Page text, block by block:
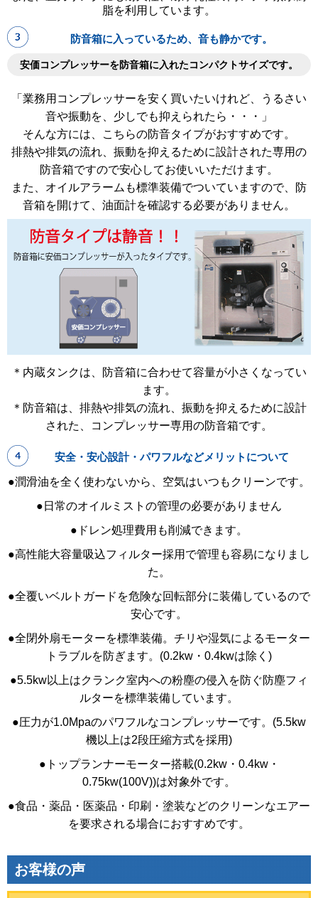
脂を利用しています。
防音箱に入っているため、音も静かです。
安価コンプレッサーを防音箱に入れたコンパクトサイズです。
「業務用コンプレッサーを安く買いたいけれど、うるさい
音や振動を、少しでも抑えられたら・・・」
そんな方には、こちらの防音タイプがおすすめです。
排熱や排気の流れ、振動を抑えるために設計された専用の
防音箱ですので安心してお使いいただけます。
また、オイルアラームも標準装備でついていますので、防
音箱を開けて、油面計を確認する必要がありません。
＊内蔵タンクは、防音箱に合わせて容量が小さくなってい
ます。
＊防音箱は、排熱や排気の流れ、振動を抑えるために設計
された、コンプレッサー専用の防音箱です。
安全・安心設計・パワフルなどメリットについて
●潤滑油を全く使わないから、空気はいつもクリーンです。
●日常のオイルミストの管理の必要がありません
●ドレン処理費用も削減できます。
●高性能大容量吸込フィルター採用で管理も容易になりまし
た。
●全覆いベルトガードを危険な回転部分に装備しているので
安心です。
●全閉外扇モーターを標準装備。チリや湿気によるモーター
トラブルを防ぎます。(0.2kw・0.4kwは除く)
●5.5kw以上はクランク室内への粉塵の侵入を防ぐ防塵フィ
ルターを標準装備しています。
●圧力が1.0Mpaのパワフルなコンプレッサーです。(5.5kw
機以上は2段圧縮方式を採用)
●トップランナーモーター搭載(0.2kw・0.4kw・
0.75kw(100V))は対象外です。
●食品・薬品・医薬品・印刷・塗装などのクリーンなエアー
を要求される場合におすすめです。
お客様の声